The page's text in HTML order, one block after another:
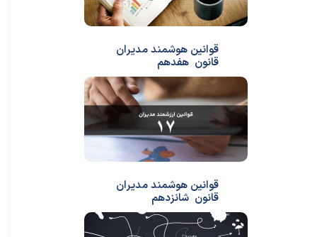
قوانین هوشمند مدیران
قانون هفدهم
قوانین هوشمند مدیران
قانون شانزدهم